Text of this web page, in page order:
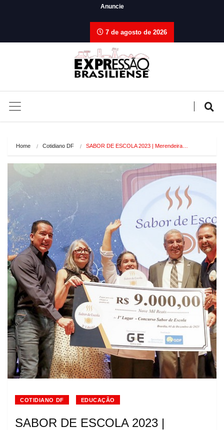
Anuncie
7 de agosto de 2026
Home Cotidiano DF SABOR DE ESCOLA 2023 | Merendeira…
COTIDIANO DF EDUCAÇÃO
SABOR DE ESCOLA 2023 |